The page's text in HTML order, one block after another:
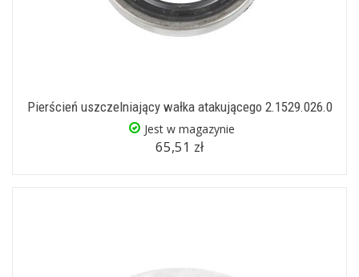
Pierścień uszczelniający wałka atakującego 2.1529.026.0
Jest w magazynie
65,51 zł